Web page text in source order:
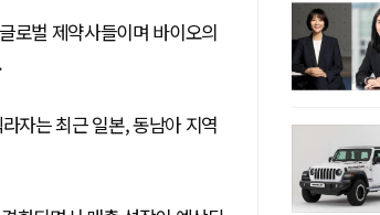
로벌 제약사들이며 바이오의
자는 최근 일본, 동남아 지역